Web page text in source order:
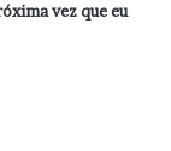
vez que eu